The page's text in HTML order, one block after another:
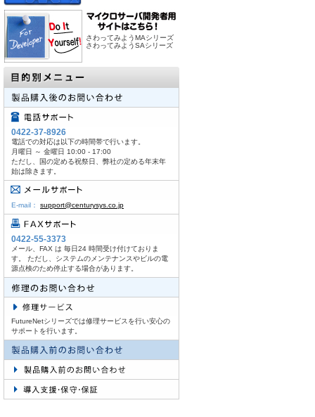
さわってみようMAシリーズ
さわってみようSAシリーズ
0422-37-8926
電話での対応は以下の時間帯で行います。
月曜日 ～ 金曜日 10:00 - 17:00
ただし、国の定める祝祭日、弊社の定める年末年
始は除きます。
E-mail： support@centurysys.co.jp
0422-55-3373
メール、FAX は 毎日24 時間受け付けておりま
す。 ただし、システムのメンテナンスやビルの電
源点検のため停止する場合があります。
FutureNetシリーズでは修理サービスを行い安心の
サポートを行います。